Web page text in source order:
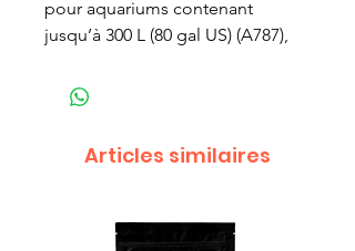
pour aquariums contenant
jusqu’à 300 L (80 gal US) (A787),
Articles similaires